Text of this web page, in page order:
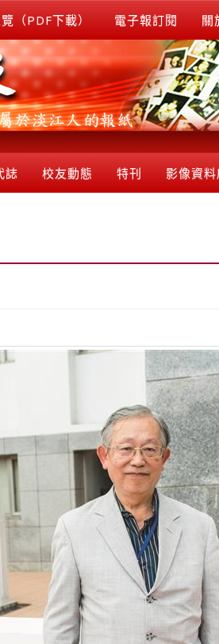
（PDF下載） 電子報訂閱 關
誌 校友動態 特刊 影像資料